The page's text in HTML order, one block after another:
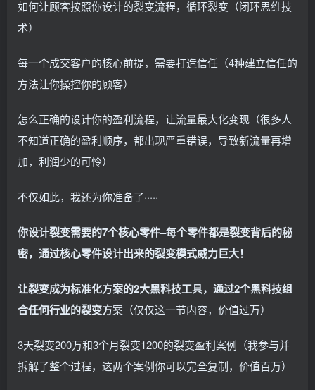
如何让顾客按照你设计的裂变流程，循环裂变（闭环思维技
术）
每一个成交客户的核心前提，需要打造信任（4种建立信任的
方法让你操控你的顾客）
怎么正确的设计你的盈利流程，让流量最大化变现（很多人
不知道正确的盈利顺序，都出现严重错误，导致新流量再增
加，利润少的可怜）
不仅如此，我还为你准备了·····
你设计裂变需要的7个核心零件–每个零件都是裂变背后的秘
密，通过核心零件设计出来的裂变模式威力巨大！
让裂变成为标准化方案的2大黑科技工具，通过2个黑科技组
合任何行业的裂变方案（仅仅这一节内容，价值过万）
3天裂变200万和3个月裂变1200的裂变盈利案例（我参与并
拆解了整个过程，这两个案例你可以完全复制，价值百万）